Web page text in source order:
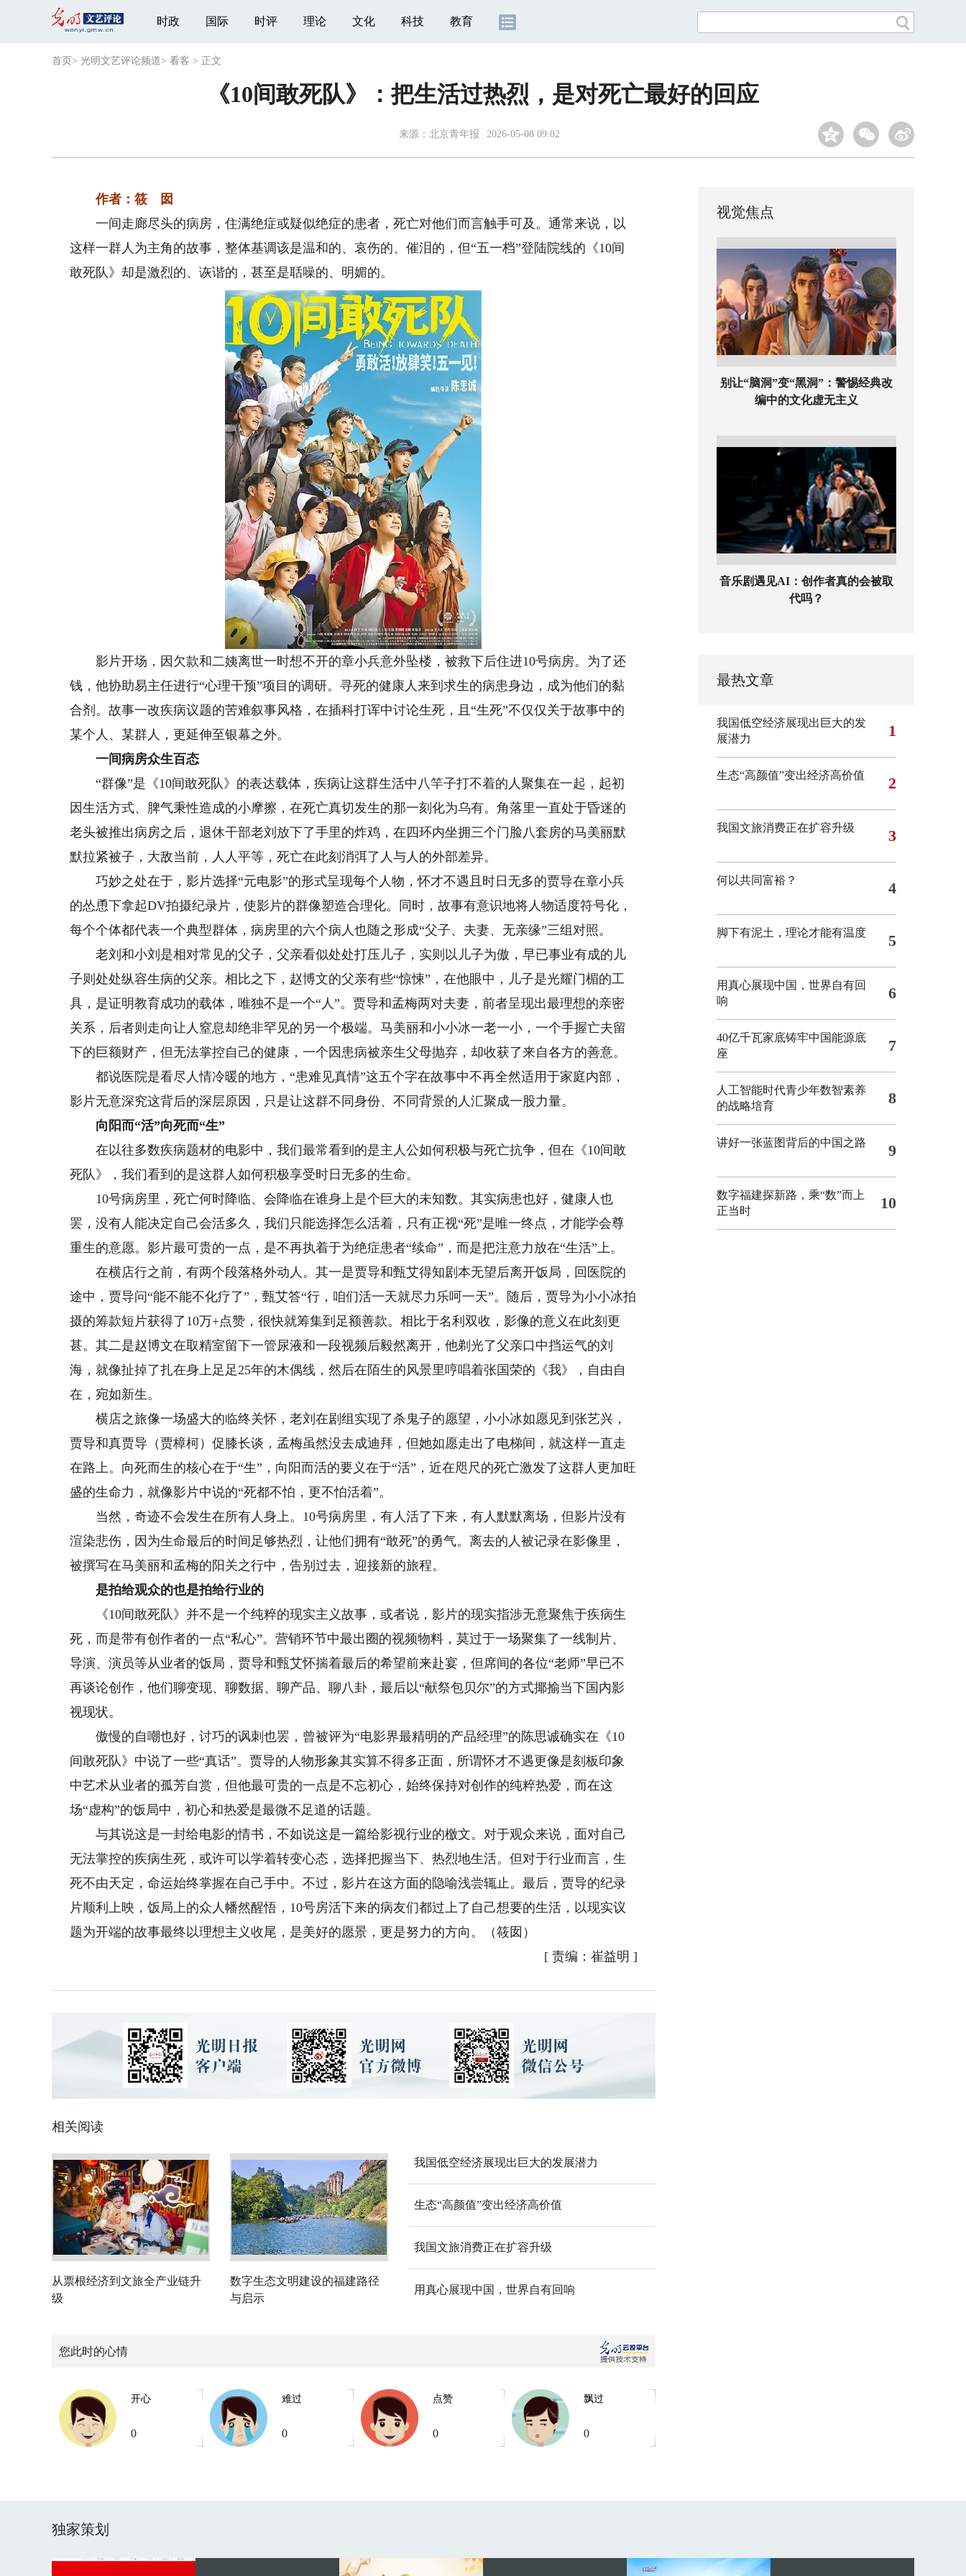
时政 国际 时评 理论 文化 科技 教育
首页 > 光明文艺评论频道> 看客 > 正文
《10间敢死队》：把生活过热烈，是对死亡最好的回应
来源： 北京青年报 2026-05-08 09:02
作者：筱 囡
一间走廊尽头的病房，住满绝症或疑似绝症的患者，死亡对他们而言触手可及。通常来说，以
这样一群人为主角的故事，整体基调该是温和的、哀伤的、催泪的，但“五一档”登陆院线的《10间
敢死队》却是激烈的、诙谐的，甚至是聒噪的、明媚的。
影片开场，因欠款和二姨离世一时想不开的章小兵意外坠楼，被救下后住进10号病房。为了还
钱，他协助易主任进行“心理干预”项目的调研。寻死的健康人来到求生的病患身边，成为他们的黏
合剂。故事一改疾病议题的苦难叙事风格，在插科打诨中讨论生死，且“生死”不仅仅关于故事中的
某个人、某群人，更延伸至银幕之外。
一间病房众生百态
“群像”是《10间敢死队》的表达载体，疾病让这群生活中八竿子打不着的人聚集在一起，起初
因生活方式、脾气秉性造成的小摩擦，在死亡真切发生的那一刻化为乌有。角落里一直处于昏迷的
老头被推出病房之后，退休干部老刘放下了手里的炸鸡，在四环内坐拥三个门脸八套房的马美丽默
默拉紧被子，大敌当前，人人平等，死亡在此刻消弭了人与人的外部差异。
巧妙之处在于，影片选择“元电影”的形式呈现每个人物，怀才不遇且时日无多的贾导在章小兵
的怂恿下拿起DV拍摄纪录片，使影片的群像塑造合理化。同时，故事有意识地将人物适度符号化，
每个个体都代表一个典型群体，病房里的六个病人也随之形成“父子、夫妻、无亲缘”三组对照。
老刘和小刘是相对常见的父子，父亲看似处处打压儿子，实则以儿子为傲，早已事业有成的儿
子则处处纵容生病的父亲。相比之下，赵博文的父亲有些“惊悚”，在他眼中，儿子是光耀门楣的工
具，是证明教育成功的载体，唯独不是一个“人”。贾导和孟梅两对夫妻，前者呈现出最理想的亲密
关系，后者则走向让人窒息却绝非罕见的另一个极端。马美丽和小小冰一老一小，一个手握亡夫留
下的巨额财产，但无法掌控自己的健康，一个因患病被亲生父母抛弃，却收获了来自各方的善意。
都说医院是看尽人情冷暖的地方，“患难见真情”这五个字在故事中不再全然适用于家庭内部，
影片无意深究这背后的深层原因，只是让这群不同身份、不同背景的人汇聚成一股力量。
向阳而“活”向死而“生”
在以往多数疾病题材的电影中，我们最常看到的是主人公如何积极与死亡抗争，但在《10间敢
死队》，我们看到的是这群人如何积极享受时日无多的生命。
10号病房里，死亡何时降临、会降临在谁身上是个巨大的未知数。其实病患也好，健康人也
罢，没有人能决定自己会活多久，我们只能选择怎么活着，只有正视“死”是唯一终点，才能学会尊
重生的意愿。影片最可贵的一点，是不再执着于为绝症患者“续命”，而是把注意力放在“生活”上。
在横店行之前，有两个段落格外动人。其一是贾导和甄艾得知剧本无望后离开饭局，回医院的
途中，贾导问“能不能不化疗了”，甄艾答“行，咱们活一天就尽力乐呵一天”。随后，贾导为小小冰拍
摄的筹款短片获得了10万+点赞，很快就筹集到足额善款。相比于名利双收，影像的意义在此刻更
甚。其二是赵博文在取精室留下一管尿液和一段视频后毅然离开，他剃光了父亲口中挡运气的刘
海，就像扯掉了扎在身上足足25年的木偶线，然后在陌生的风景里哼唱着张国荣的《我》，自由自
在，宛如新生。
横店之旅像一场盛大的临终关怀，老刘在剧组实现了杀鬼子的愿望，小小冰如愿见到张艺兴，
贾导和真贾导（贾樟柯）促膝长谈，孟梅虽然没去成迪拜，但她如愿走出了电梯间，就这样一直走
在路上。向死而生的核心在于“生”，向阳而活的要义在于“活”，近在咫尺的死亡激发了这群人更加旺
盛的生命力，就像影片中说的“死都不怕，更不怕活着”。
当然，奇迹不会发生在所有人身上。10号病房里，有人活了下来，有人默默离场，但影片没有
渲染悲伤，因为生命最后的时间足够热烈，让他们拥有“敢死”的勇气。离去的人被记录在影像里，
被撰写在马美丽和孟梅的阳关之行中，告别过去，迎接新的旅程。
是拍给观众的也是拍给行业的
《10间敢死队》并不是一个纯粹的现实主义故事，或者说，影片的现实指涉无意聚焦于疾病生
死，而是带有创作者的一点“私心”。营销环节中最出圈的视频物料，莫过于一场聚集了一线制片、
导演、演员等从业者的饭局，贾导和甄艾怀揣着最后的希望前来赴宴，但席间的各位“老师”早已不
再谈论创作，他们聊变现、聊数据、聊产品、聊八卦，最后以“献祭包贝尔”的方式揶揄当下国内影
视现状。
傲慢的自嘲也好，讨巧的讽刺也罢，曾被评为“电影界最精明的产品经理”的陈思诚确实在《10
间敢死队》中说了一些“真话”。贾导的人物形象其实算不得多正面，所谓怀才不遇更像是刻板印象
中艺术从业者的孤芳自赏，但他最可贵的一点是不忘初心，始终保持对创作的纯粹热爱，而在这
场“虚构”的饭局中，初心和热爱是最微不足道的话题。
与其说这是一封给电影的情书，不如说这是一篇给影视行业的檄文。对于观众来说，面对自己
无法掌控的疾病生死，或许可以学着转变心态，选择把握当下、热烈地生活。但对于行业而言，生
死不由天定，命运始终掌握在自己手中。不过，影片在这方面的隐喻浅尝辄止。最后，贾导的纪录
片顺利上映，饭局上的众人幡然醒悟，10号房活下来的病友们都过上了自己想要的生活，以现实议
题为开端的故事最终以理想主义收尾，是美好的愿景，更是努力的方向。（筱囡）
[ 责编：崔益明 ]
相关阅读
从票根经济到文旅全产业链升
级
数字生态文明建设的福建路径
与启示
我国低空经济展现出巨大的发展潜力
生态“高颜值”变出经济高价值
我国文旅消费正在扩容升级
用真心展现中国，世界自有回响
您此时的心情
开心
0
难过
0
点赞
0
飘过
0
视觉焦点
别让“脑洞”变“黑洞”：警惕经典改
编中的文化虚无主义
音乐剧遇见AI：创作者真的会被取
代吗？
最热文章
我国低空经济展现出巨大的发
展潜力
1
生态“高颜值”变出经济高价值 2
我国文旅消费正在扩容升级 3
何以共同富裕？ 4
脚下有泥土，理论才能有温度 5
用真心展现中国，世界自有回
响
6
40亿千瓦家底铸牢中国能源底
座
7
人工智能时代青少年数智素养
的战略培育
8
讲好一张蓝图背后的中国之路 9
数字福建探新路，乘“数”而上
正当时
10
独家策划